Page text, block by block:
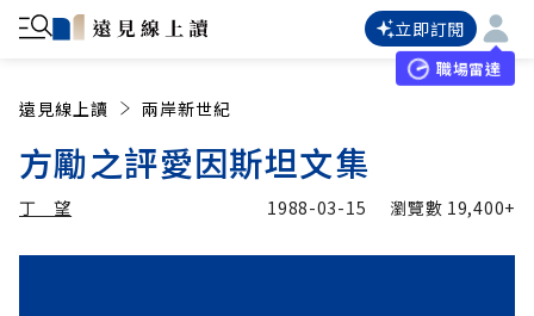
立即訂閱
職場雷達
遠見線上讀 兩岸新世紀
方勵之評愛因斯坦文集
丁 望 1988-03-15 瀏覽數 19,400+